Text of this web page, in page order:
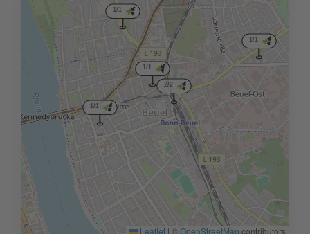
2/2
1/1
1/1
1/1
1/1
Leaflet | ©OpenStreetMap contributors